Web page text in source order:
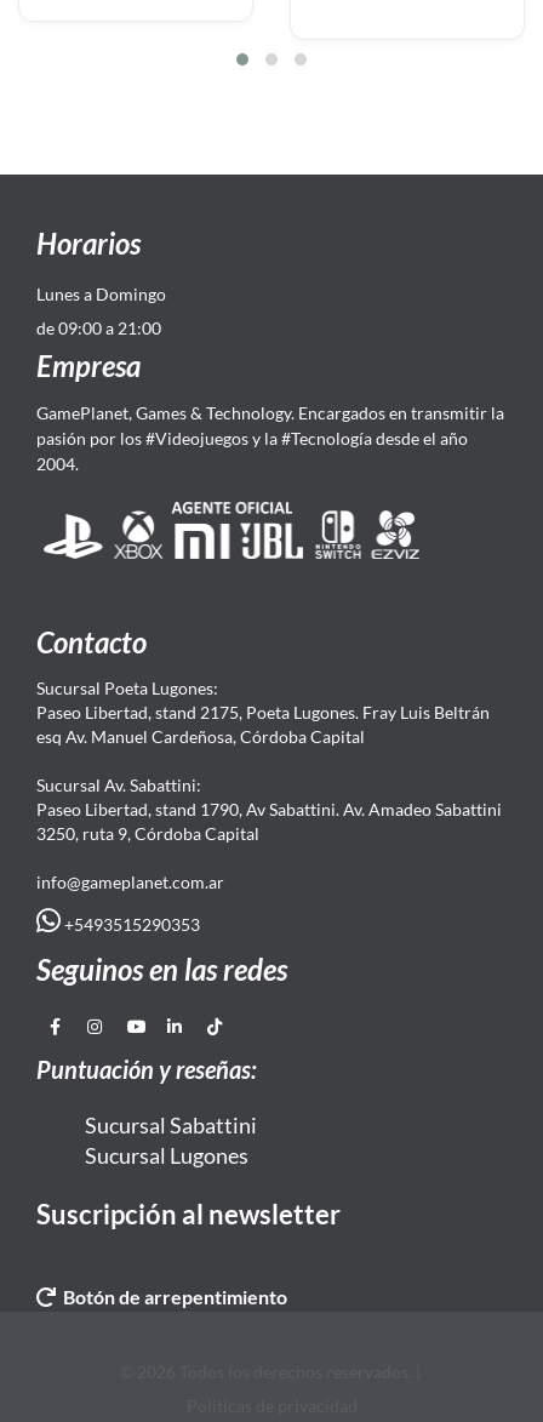
Horarios
Lunes a Domingo
de 09:00 a 21:00
Empresa
GamePlanet, Games & Technology. Encargados en transmitir la
pasión por los #Videojuegos y la #Tecnología desde el año
2004.
Contacto
Sucursal Poeta Lugones:
Paseo Libertad, stand 2175, Poeta Lugones. Fray Luis Beltrán
esq Av. Manuel Cardeñosa, Córdoba Capital
Sucursal Av. Sabattini:
Paseo Libertad, stand 1790, Av Sabattini. Av. Amadeo Sabattini
3250, ruta 9, Córdoba Capital
info@gameplanet.com.ar
+5493515290353
Seguinos en las redes
Puntuación y reseñas:
Sucursal Sabattini
Sucursal Lugones
Suscripción al newsletter
Botón de arrepentimiento